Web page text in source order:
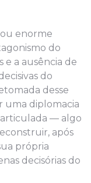
enorme
do
e a ausência de
do
desse
uma diplomacia
articulada — algo
após
própria
decisórias do